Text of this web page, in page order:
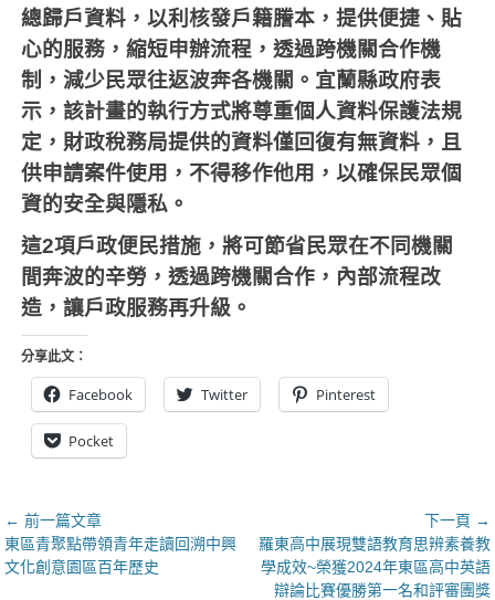
總歸戶資料，以利核發戶籍謄本，提供便捷、貼
心的服務，縮短申辦流程，透過跨機關合作機
制，減少民眾往返波奔各機關。宜蘭縣政府表
示，該計畫的執行方式將尊重個人資料保護法規
定，財政稅務局提供的資料僅回復有無資料，且
供申請案件使用，不得移作他用，以確保民眾個
資的安全與隱私。
這2項戶政便民措施，將可節省民眾在不同機關
間奔波的辛勞，透過跨機關合作，內部流程改
造，讓戶政服務再升級。
分享此文：
Facebook Twitter Pinterest
Pocket
文
章
導
← 前一篇文章
上
一
東區青聚點帶領青年走讀回溯中興
文化創意園區百年歷史
下一頁 →
下羅東高中展現雙語教育思辨素養教
學成效~榮獲2024年東區高中英語
辯論比賽優勝第一名和評審團獎